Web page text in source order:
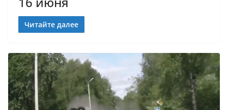
Читайте далее